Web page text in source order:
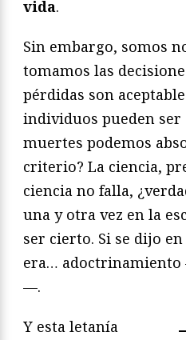
vida.
Sin embargo, somos
tomamos las
pérdidas son
individuos pueden ser
muertes podemos
criterio? La ciencia,
ciencia no falla,
una y otra vez en la
ser cierto. Si se dijo
era…
—.
Y esta letanía